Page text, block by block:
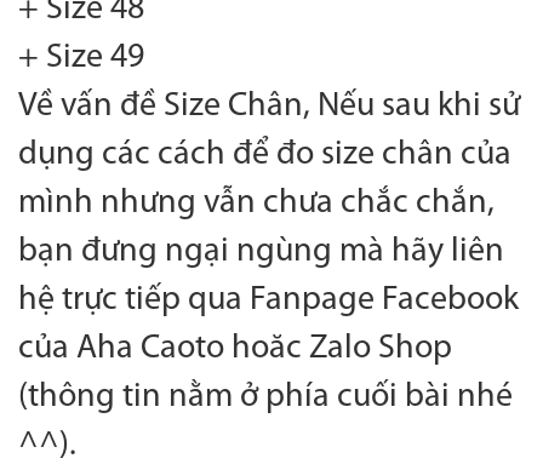
+ Size 48
+ Size 49
Về vấn đề Size Chân, Nếu sau khi sử
dụng các cách để đo size chân của
mình nhưng vẫn chưa chắc chắn,
bạn đưng ngại ngùng mà hãy liên
hệ trực tiếp qua Fanpage Facebook
của Aha Caoto hoăc Zalo Shop
(thông tin nằm ở phía cuối bài nhé
^^).